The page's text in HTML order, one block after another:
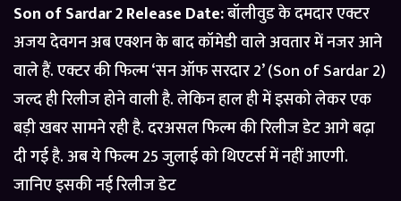
Son of Sardar 2 Release Date:बॉलीवुड के दमदार एक्टर
अजय देवगन अब एक्शन के बाद कॉमेडी वाले अवतार में नजर आने
वाले हैं. एक्टर की फिल्म ‘सन ऑफ सरदार 2’ (Son of Sardar 2)
जल्द ही रिलीज होने वाली है. लेकिन हाल ही में इसको लेकर एक
बड़ी खबर सामने रही है. दरअसल फिल्म की रिलीज डेट आगे बढ़ा
दी गई है. अब ये फिल्म 25 जुलाई को थिएटर्स में नहीं आएगी.
जानिए इसकी नई रिलीज डेट